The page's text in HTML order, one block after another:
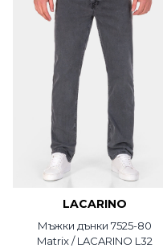
LACARINO
Мъжки дънки 7525-80
Matrix / LACARINO L32